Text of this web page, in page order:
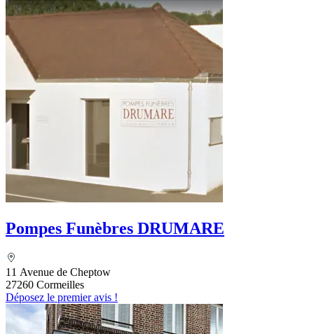
Pompes Funèbres DRUMARE
11 Avenue de Cheptow
27260 Cormeilles
Déposez le premier avis !